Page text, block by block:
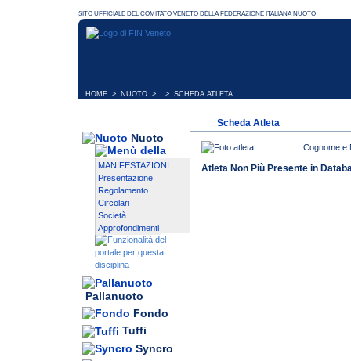
HOME > NUOTO > > SCHEDA ATLETA
Nuoto
MANIFESTAZIONI
Presentazione
Regolamento
Circolari
Società
Approfondimenti
Pallanuoto
Fondo
Tuffi
Syncro
Scheda Atleta
Cognome e
Atleta Non Più Presente in